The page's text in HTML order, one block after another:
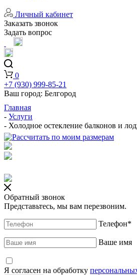
Личный кабинет
Заказать звонок
Задать вопрос
0
+7 (930) 999-85-21
Ваш город: Белгород
Главная
- Услуги
- Холодное остекление балконов и
Обратный звонок
Представьтесь, мы вам перезвоним.
Телефон*
Ваше имя
Я согласен на обработку